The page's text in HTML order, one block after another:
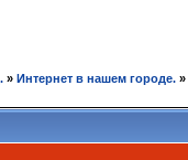
» Интернет в нашем городе. »